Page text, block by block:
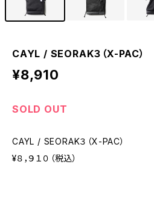
CAYL / SEORAK３（X-PAC）
¥8,910
SOLD OUT
CAYL / SEORAK３（X-PAC）
¥８，９１０（税込）